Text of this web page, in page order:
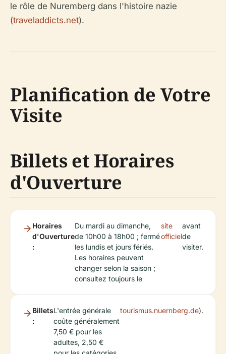
le rôle de Nuremberg dans l'histoire nazie
(traveladdicts.net).
Planification de Votre
Visite
Billets et Horaires
d'Ouverture
Horaires
d'Ouverture
:
Du mardi au dimanche,
de 10h00 à 18h00 ; fermé
les lundis et jours fériés.
Les horaires peuvent
changer selon la saison ;
consultez toujours le
site
officiel
avant
de
visiter.
Billets
:
L'entrée générale
coûte généralement
7,50 € pour les
adultes, 2,50 €
tourismus.nuernberg.de).